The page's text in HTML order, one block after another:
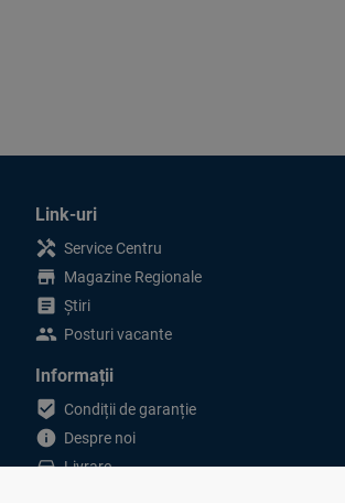
Link-uri
handyman Service Centru
store Magazine Regionale
article Știri
people Posturi vacante
Informații
beenhere Condiții de garanție
info Despre noi
directions_car Livrare